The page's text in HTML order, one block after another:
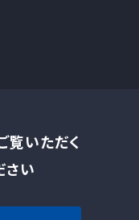
覧いただく
さい